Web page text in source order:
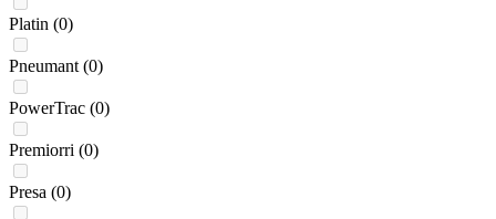
Platin (0)
Pneumant (0)
PowerTrac (0)
Premiorri (0)
Presa (0)